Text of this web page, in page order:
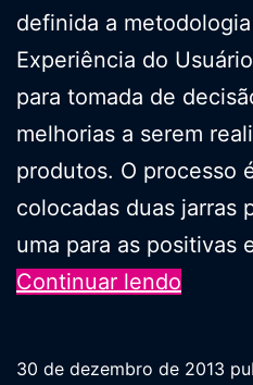
definida a
Experiência do
para tomada de
melhorias a serem
produtos. O processo
colocadas duas jarras
uma para as positivas
Continuar lendo
30 de dezembro de 2013